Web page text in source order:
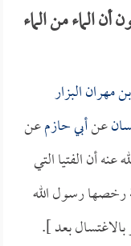
الماء من الماء
مهران البزار
عنأبي حازمعن
عنه أن الفتيا التي
رخصها رسول الله
بعد ].